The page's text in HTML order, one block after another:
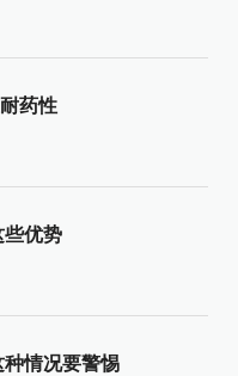
药性
些优势
情况要警惕